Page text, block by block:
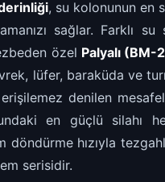
, su kolonunun en
sağlar. Farklı su
özel Palyalı (BM-
lüfer, baraküda ve
denilen
en güçlü silahı
hızıyla
serisidir.